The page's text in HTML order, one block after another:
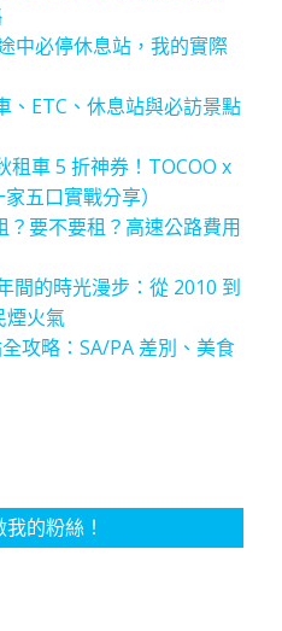
中必停休息站，我的實際
、ETC、休息站與必訪景點
租車 5 折神券！TOCOO x
五口實戰分享）
？要不要租？高速公路費用
間的時光漫步：從 2010 到
煙火氣
攻略：SA/PA 差別、美食
的粉絲！